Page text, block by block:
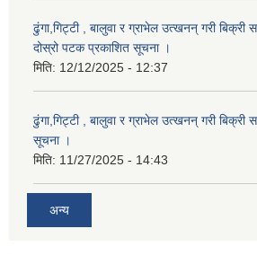
ढुंगा,गिट्टी , बालुवा र ग्राभेल उत्खनन् गरी बिक्री
दोस्रो पटक प्रकाशित सूचना ।
मिति: 12/12/2025 - 12:37
ढुंगा,गिट्टी , बालुवा र ग्राभेल उत्खनन् गरी बिक्री
सूचना ।
मिति: 11/27/2025 - 14:43
अन्य